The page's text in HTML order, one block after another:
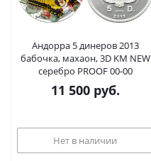
Андорра 5 динеров 2013
бабочка, махаон, 3D KM NEW
серебро PROOF 00-00
11 500руб.
Нет в наличии